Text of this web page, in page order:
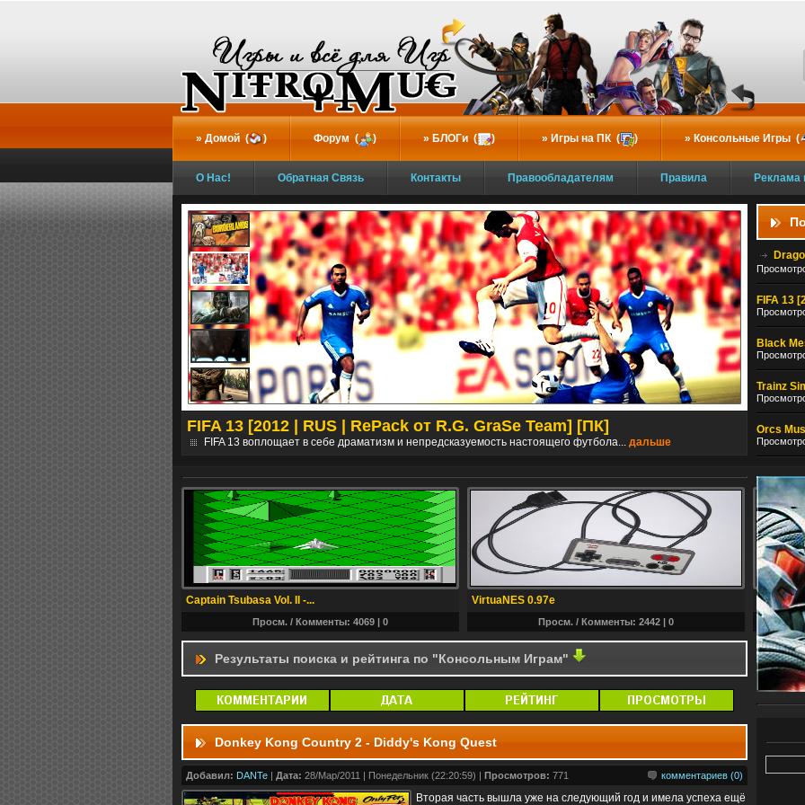
Домой ( ) Форум ( ) БЛОГи ( ) Игры на ПК ( ) Консольные Игры (
О Нас! Обратная Связь Контакты Правообладателям Правила Реклама
FIFA 13 [2012 | RUS | RePack от R.G. GraSe Team] [ПК]
FIFA 13 воплощает в себе драматизм и непредсказуемость настоящего футбола... дальше
FIFA 13
Black
Trainz
Orcs
Captain Tsubasa Vol. II -...
Просм. / Комменты: 4069 | 0
VirtuaNES 0.97e
Просм. / Комменты: 2442 | 0
Результаты поиска и рейтинга по "Консольным Играм"
Donkey Kong Country 2 - Diddy's Kong Quest
комментариев (0)
Добавил: DANTe | Дата: 28/Мар/2011 | Понедельник (22:20:59) | Просмотров: 771
Вторая часть вышла уже на следующий год и имела успеха ещё